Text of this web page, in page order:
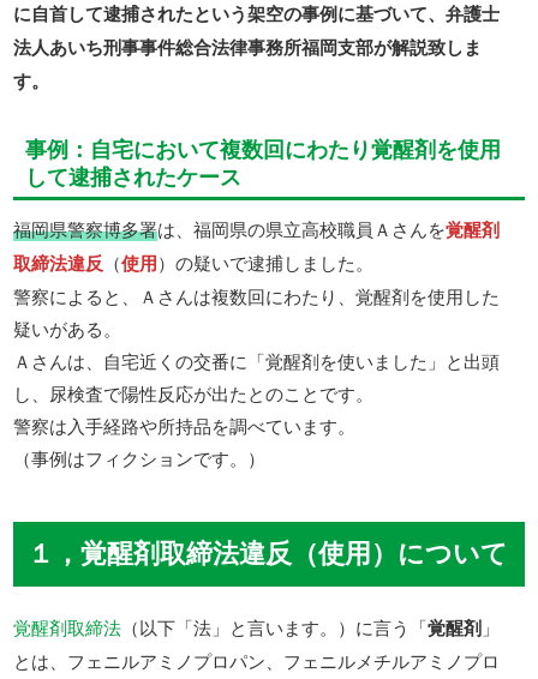
に自首して逮捕されたという架空の事例に基づいて、弁護士
法人あいち刑事事件総合法律事務所福岡支部が解説致しま
す。
事例：自宅において複数回にわたり覚醒剤を使用
して逮捕されたケース
福岡県警察博多署は、福岡県の県立高校職員Ａさんを覚醒剤
取締法違反 （使用）の疑いで逮捕しました。
警察によると、Ａさんは複数回にわたり、覚醒剤を使用した
疑いがある。
Ａさんは、自宅近くの交番に「覚醒剤を使いました」と出頭
し、尿検査で陽性反応が出たとのことです。
警察は入手経路や所持品を調べています。
（事例はフィクションです。）
１，覚醒剤取締法違反（使用）について
覚醒剤取締法 （以下「法」と言います。）に言う「覚醒剤 」
とは、フェニルアミノプロパン、フェニルメチルアミノプロ